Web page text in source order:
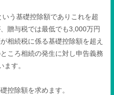
いう基礎控除額でありこれを超
贈与税では最低でも3,000万円
相続税に係る基礎控除額を超え
ころ相続の発生に対し申告義務
す。
控除額を求めます。